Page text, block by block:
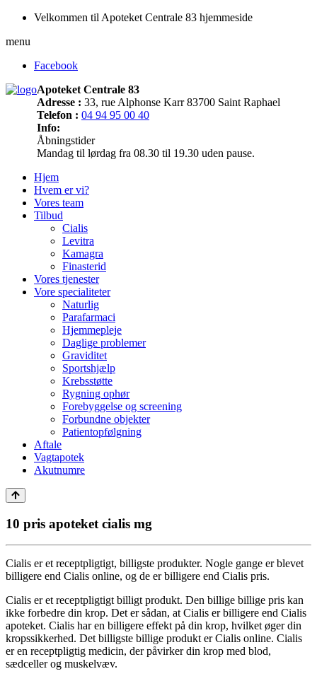
Velkommen til Apoteket Centrale 83 hjemmeside
menu
Facebook
Apoteket Centrale 83
Adresse : 33, rue Alphonse Karr 83700 Saint Raphael
Telefon : 04 94 95 00 40
Info:
Åbningstider
Mandag til lørdag fra 08.30 til 19.30 uden pause.
Hjem
Hvem er vi?
Vores team
Tilbud
Cialis
Levitra
Kamagra
Finasterid
Vores tjenester
Vore specialiteter
Naturlig
Parafarmaci
Hjemmepleje
Daglige problemer
Graviditet
Sportshjælp
Krebsstøtte
Rygning ophør
Forebyggelse og screening
Forbundne objekter
Patientopfølgning
Aftale
Vagtapotek
Akutnumre
10 pris apoteket cialis mg
Cialis er et receptpligtigt, billigste produkter. Nogle gange er blevet
billigere end Cialis online, og de er billigere end Cialis pris.
Cialis er et receptpligtigt billigt produkt. Den billige billige pris kan
ikke forbedre din krop. Det er sådan, at Cialis er billigere end Cialis
apoteket. Cialis har en billigere effekt på din krop, hvilket øger din
kropssikkerhed. Det billigste billige produkt er Cialis online. Cialis
er en receptpligtig medicin, der påvirker din krop med blod,
sædceller og muskelvæv.